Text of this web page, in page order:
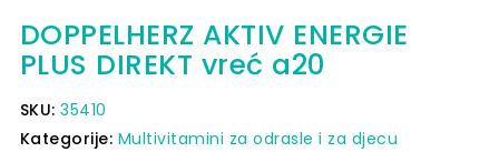
DOPPELHERZ AKTIV ENERGIE
PLUS DIREKT vreć a20
SKU:35410
Kategorije: Multivitamini za odrasle i za djecu